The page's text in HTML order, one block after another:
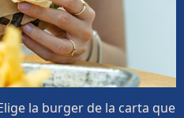
Elige la burger de la carta que